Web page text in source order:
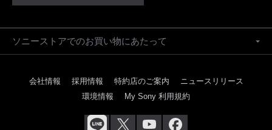
ソニーストアでのお買い物にあたって
会社情報 採用情報 特約店のご案内
ニュースリリース
環境情報
My Sony 利用規約